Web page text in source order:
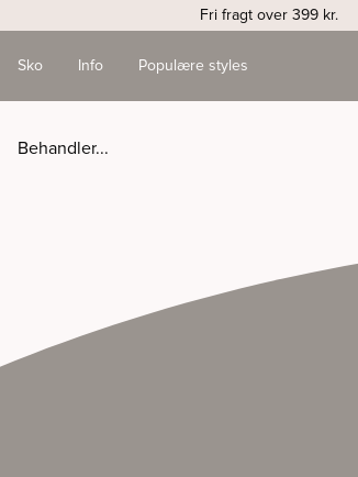
Fri fragt over 399 kr.
Sko Info Populære styles
Behandler...